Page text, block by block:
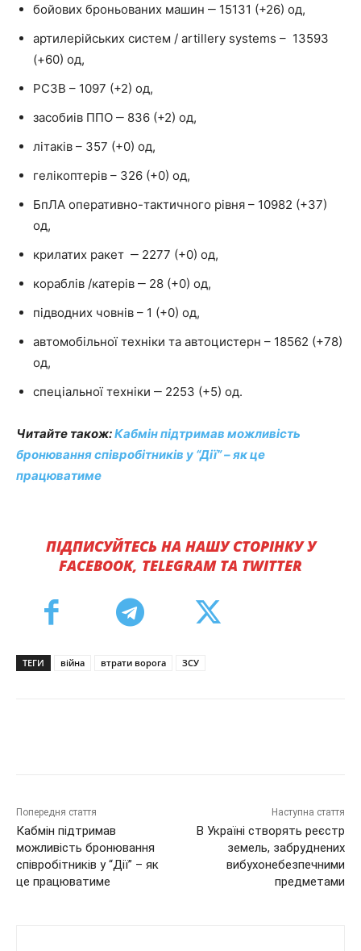
бойових броньованих машин ‒ 15131 (+26) од,
артилерійських систем / artillery systems – 13593
(+60) од,
РСЗВ – 1097 (+2) од,
засобиів ППО ‒ 836 (+2) од,
літаків – 357 (+0) од,
гелікоптерів – 326 (+0) од,
БпЛА оперативно-тактичного рівня – 10982 (+37)
од,
крилатих ракет ‒ 2277 (+0) од,
кораблів /катерів ‒ 28 (+0) од,
підводних човнів – 1 (+0) од,
автомобільної техніки та автоцистерн – 18562 (+78)
од,
спеціальної техніки ‒ 2253 (+5) од.
Читайте також:Кабмін підтримав можливість
бронювання співробітників у “Дії” – як це
працюватиме
ПІДПИСУЙТЕСЬ НА НАШУ СТОРІНКУ У
FACEBOOK, TELEGRAM ТА TWITTER
ТЕГИ війна втрати ворога ЗСУ
Попередня стаття
Кабмін підтримав
можливість бронювання
співробітників у “Дії” – як
це працюватиме
Наступна стаття
В Україні створять реєстр
земель, забруднених
вибухонебезпечними
предметами